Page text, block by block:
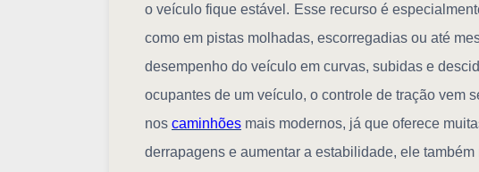
o veículo fique estável. Esse recurso é
como em pistas molhadas, escorregadias ou até
desempenho do veículo em curvas, subidas e
ocupantes de um veículo, o controle de tração vem
nos caminhões mais modernos, já que oferece
derrapagens e aumentar a estabilidade, ele